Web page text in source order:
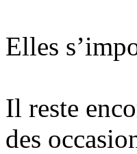
Elles
Il reste
des